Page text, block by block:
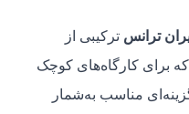
ترکیبی از
برای کارگاه‌های کوچک
مناسب به‌شمار